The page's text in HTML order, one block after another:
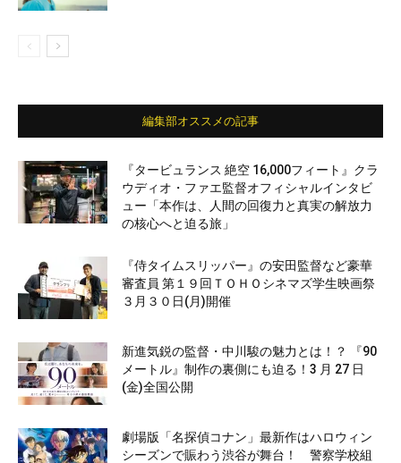
編集部オススメの記事
『タービュランス 絶空 16,000フィート』クラ
ウディオ・ファエ監督オフィシャルインタビ
ュー「本作は、人間の回復力と真実の解放力
の核心へと迫る旅」
『侍タイムスリッパー』の安田監督など豪華
審査員 第１９回ＴＯＨＯシネマズ学生映画祭
３月３０日(月)開催
新進気鋭の監督・中川駿の魅力とは！？ 『90
メートル』制作の裏側にも迫る！3 月 27 日
(金)全国公開
劇場版「名探偵コナン」最新作はハロウィン
シーズンで賑わう渋谷が舞台！ 警察学校組